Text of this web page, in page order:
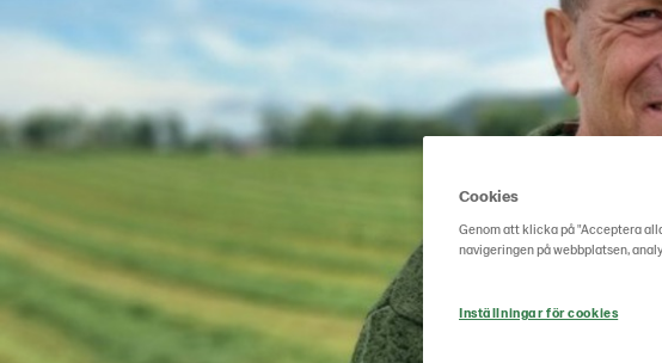
Cookies
Genom att klicka på "Acceptera
navigeringen på webbplatsen,
Inställningar för cookies